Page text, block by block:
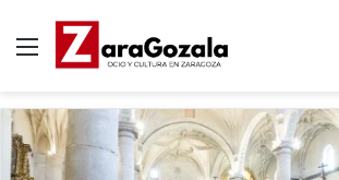
Menú